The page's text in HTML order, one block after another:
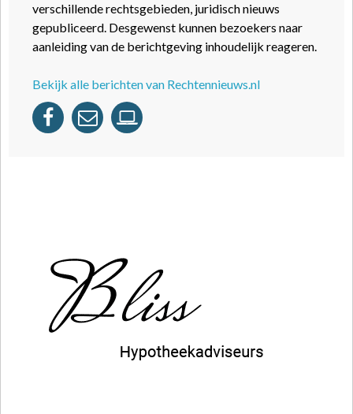
verschillende rechtsgebieden, juridisch nieuws
gepubliceerd. Desgewenst kunnen bezoekers naar
aanleiding van de berichtgeving inhoudelijk reageren.
Bekijk alle berichten van Rechtennieuws.nl